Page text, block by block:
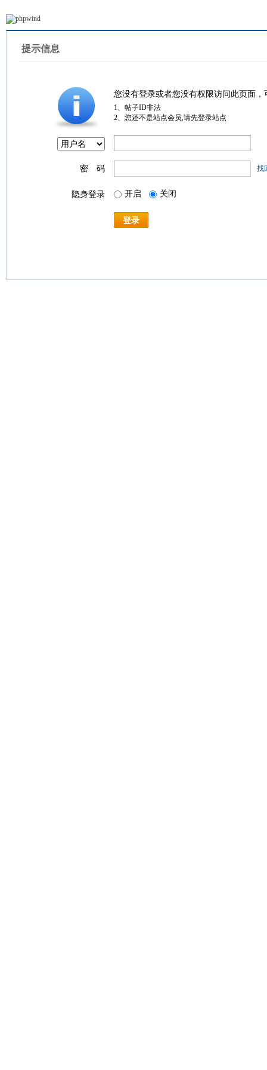
提示信息
您没有登录或者您没有权限访问此页面
1、帖子ID非法
2、您还不是站点会员,请先登录站点
密 码 找
隐身登录 开启 关闭
登录